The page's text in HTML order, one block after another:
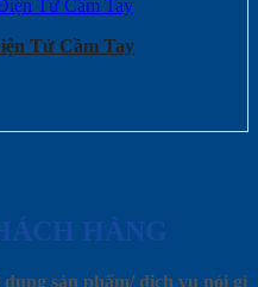
Tử Cầm Tay
HÀNG
sản phẩm/ dịch vụ nói gì